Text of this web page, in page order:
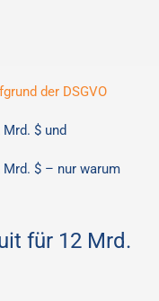
der DSGVO
$ und
$ – nur warum
für 12 Mrd.